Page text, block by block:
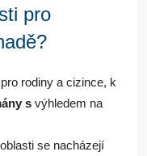
pro
rodiny a cizince, k
s výhledem na
se nacházejí